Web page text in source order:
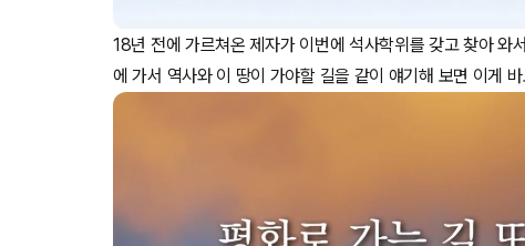
18년 전에 가르쳐온 제자가 이번에 석사학위를 갖고 찾아 와
에 가서 역사와 이 땅이 가야할 길을 같이 얘기해 보면 이게